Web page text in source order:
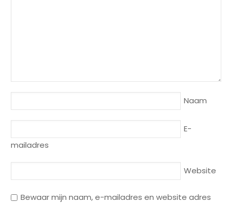
Naam
E-
mailadres
Website
Bewaar mijn naam, e-mailadres en website adres